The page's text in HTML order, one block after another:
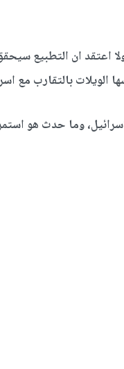
اعتقد ان التطبيع
الويلات بالتقارب مع
وما حدث هو